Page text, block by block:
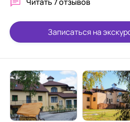
Записаться на